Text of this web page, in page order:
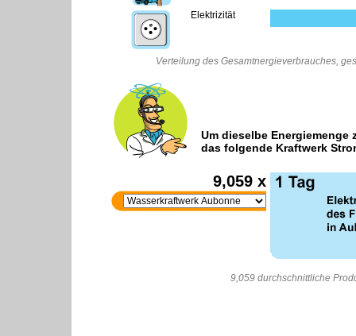
Elektrizität
Verteilung des Gesamtnergieverbrauches,
Um dieselbe
das folgende Kraftwerk
9,059 x
9,059 durchschnittliche